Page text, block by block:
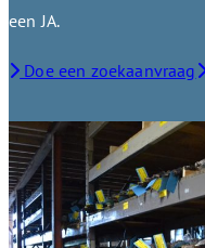
een JA.
Doe een zoekaanvraag